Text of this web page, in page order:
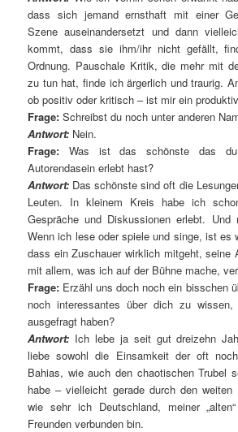
dass sich jemand ernsthaft mit einer
Szene auseinandersetzt und dann
kommt, dass sie ihm/ihr nicht gefällt,
Ordnung. Pauschale Kritik, die mehr mit
zu tun hat, finde ich ärgerlich und traurig.
ob positiv oder kritisch – ist mir ein
Frage:Schreibst du noch unter anderen
Antwort: Nein.
Frage: Was ist das schönste das
Autorendasein erlebt hast?
Antwort: Das schönste sind oft die
Leuten. In kleinem Kreis habe ich
Gespräche und Diskussionen erlebt. Und
Wenn ich lese oder spiele und singe, ist es
dass ein Zuschauer wirklich mitgeht, seine
mit allem, was ich auf der Bühne mache,
Frage: Erzähl uns doch noch ein bisschen
noch interessantes über dich zu
ausgefragt haben?
Antwort: Ich lebe ja seit gut dreizehn
liebe sowohl die Einsamkeit der oft
Bahias, wie auch den chaotischen Trubel
habe – vielleicht gerade durch den
wie sehr ich Deutschland, meiner
Freunden verbunden bin.